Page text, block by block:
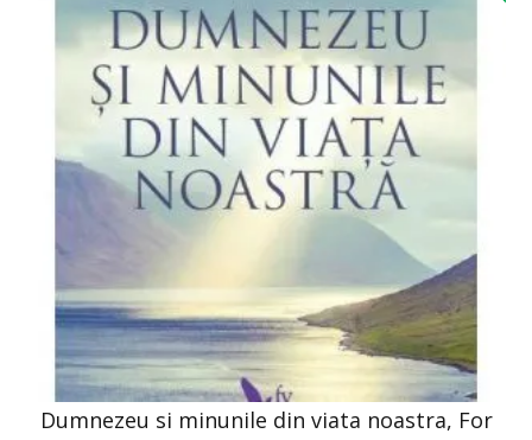
Dumnezeu si minunile din viata noastra, For